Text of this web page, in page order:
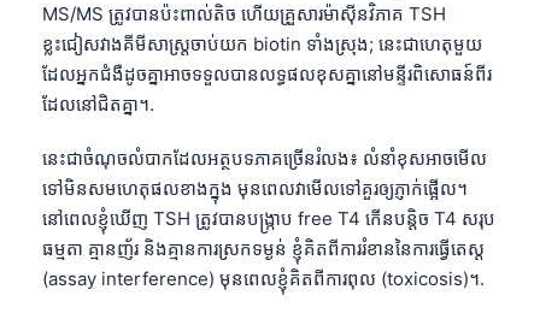
MS/MS ត្រូវបានប៉ះពាល់តិច ហើយគ្រួសារម៉ាស៊ីនវិភាគ TSH
ខ្លះជៀសវាងគីមីសាស្ត្រចាប់យក biotin ទាំងស្រុង; នេះជាហេតុមួយ
ដែលអ្នកជំងឺដូចគ្នាអាចទទួលបានលទ្ធផលខុសគ្នានៅមន្ទីរពិសោធន៍ពីរ
ដែលនៅជិតគ្នា។.
នេះជាចំណុចលំបាកដែលអត្ថបទភាគច្រើនរំលង៖ លំនាំខុសអាចមើល
ទៅមិនសមហេតុផលខាងក្នុង មុនពេលវាមើលទៅគួរឲ្យភ្ញាក់ផ្អើល។
នៅពេលខ្ញុំឃើញ TSH ត្រូវបានបង្ក្រាប free T4 កើនបន្តិច T4 សរុប
ធម្មតា គ្មានញ័រ និងគ្មានការស្រកទម្ងន់ ខ្ញុំគិតពីការរំខាននៃការធ្វើតេស្ត
(assay interference) មុនពេលខ្ញុំគិតពីការពុល (toxicosis)។.